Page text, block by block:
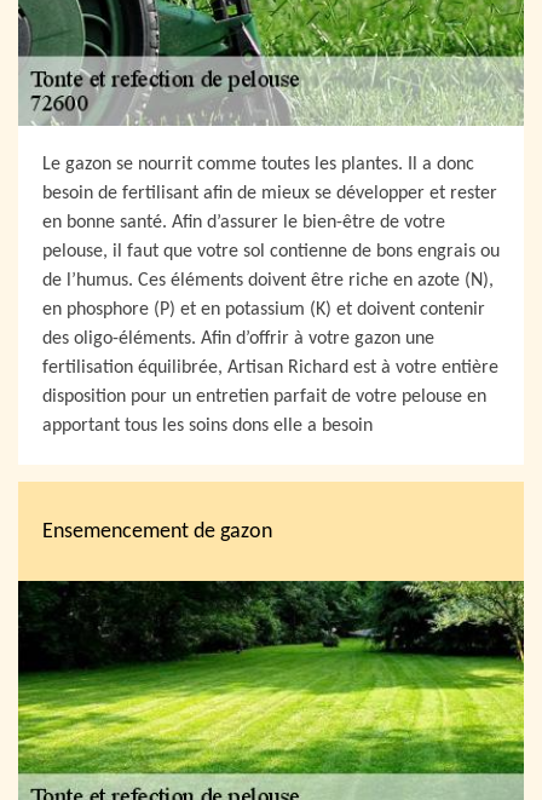
Le gazon se nourrit comme toutes les plantes. Il a donc
besoin de fertilisant afin de mieux se développer et rester
en bonne santé. Afin d’assurer le bien-être de votre
pelouse, il faut que votre sol contienne de bons engrais ou
de l’humus. Ces éléments doivent être riche en azote (N),
en phosphore (P) et en potassium (K) et doivent contenir
des oligo-éléments. Afin d’offrir à votre gazon une
fertilisation équilibrée, Artisan Richard est à votre entière
disposition pour un entretien parfait de votre pelouse en
apportant tous les soins dons elle a besoin
Ensemencement de gazon